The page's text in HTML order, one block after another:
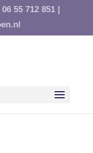
06 55 712 851 |